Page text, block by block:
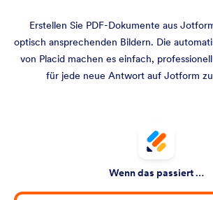
Erstellen Sie PDF-Dokumente aus
optisch ansprechenden Bildern. Die
von Placid machen es einfach,
für jede neue Antwort auf Jotform
Wenn das passiert …